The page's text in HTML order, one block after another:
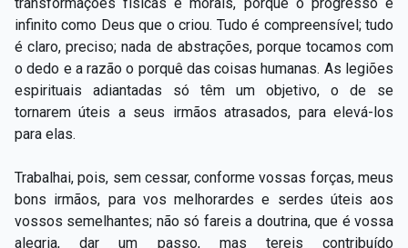
infinito como Deus que o criou. Tudo é compreensível; tudo
é claro, preciso; nada de abstrações, porque tocamos com
o dedo e a razão o porquê das coisas humanas. As legiões
espirituais adiantadas só têm um objetivo, o de se
tornarem úteis a seus irmãos atrasados, para elevá-los
para elas.
Trabalhai, pois, sem cessar, conforme vossas forças, meus
bons irmãos, para vos melhorardes e serdes úteis aos
vossos semelhantes; não só fareis a doutrina, que é vossa
alegria, dar um passo, mas tereis contribuído